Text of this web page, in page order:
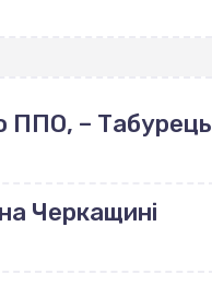
ППО, – Табурець
Черкащині